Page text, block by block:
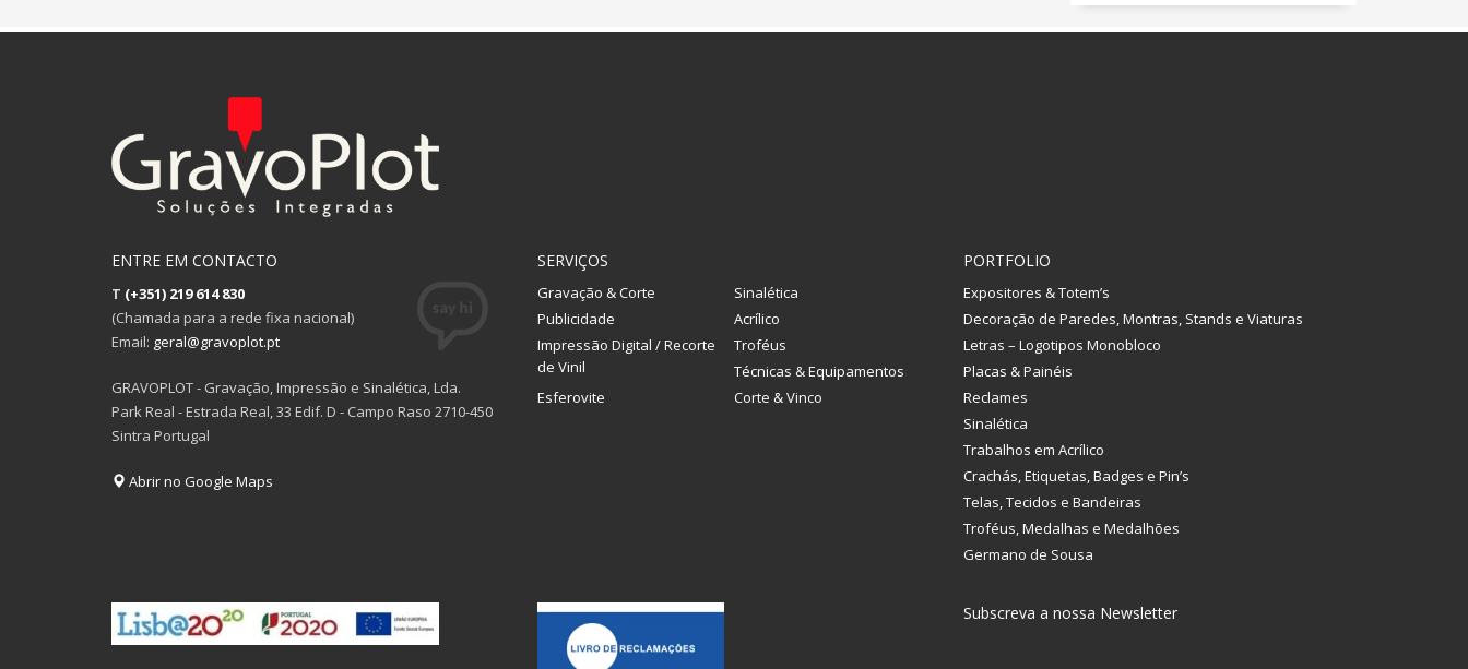
ENTRE EM CONTACTO
T (+351) 219 614 830
(Chamada para a rede fixa nacional)
Email: geral@gravoplot.pt
GRAVOPLOT - Gravação, Impressão e Sinalética, Lda.
Park Real - Estrada Real, 33 Edif. D - Campo Raso 2710-450
Sintra Portugal
Abrir no Google Maps
SERVIÇOS
Gravação & Corte
Sinalética
Publicidade
Acrílico
Impressão Digital / Recorte
de Vinil
Troféus
Técnicas & Equipamentos
Esferovite
Corte & Vinco
PORTFOLIO
Expositores & Totem’s
Decoração de Paredes, Montras, Stands e Viaturas
Letras – Logotipos Monobloco
Placas & Painéis
Reclames
Sinalética
Trabalhos em Acrílico
Crachás, Etiquetas, Badges e Pin’s
Telas, Tecidos e Bandeiras
Troféus, Medalhas e Medalhões
Germano de Sousa
Subscreva a nossa Newsletter